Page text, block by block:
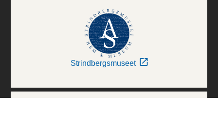
Strindbergsmuseet